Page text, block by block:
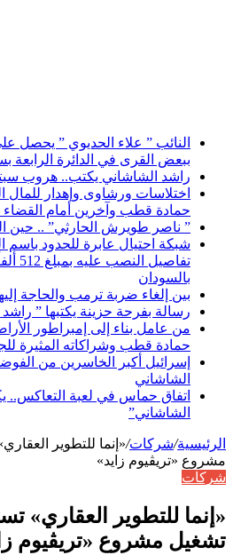
النائب ” علاء الحديوي ” يحصل
ببعض القرى في الدائرة الرابعة
راشد الشاشاني يكتب.. هروب
اختلاسات ورشاوى وإهدار للمال
حمادة قطب وآخرين أمام
” ناصر طويرش الحارثي” .. حين
شبكة احتيال عابرة للحدود
بالسودان
بين إلغاء ضربة ترمب والحاجة
رسالة بفرحة حزينة يكتبها ”
من عامل بناء إلى إمبراطور
حمادة قطب وشراكاته المثيرة
إسرائيل أكبر الخاسرين من
الشاشاني
اتفاق حماس في لعبة التعاكس..
الشاشاني”
الرئيسية/شركات/«إنما للتطوير
مشروع «تريڤيوم زايد»
شركات
«إنما للتطوير العقاري»
تشغيل مشروع «تريڤيوم